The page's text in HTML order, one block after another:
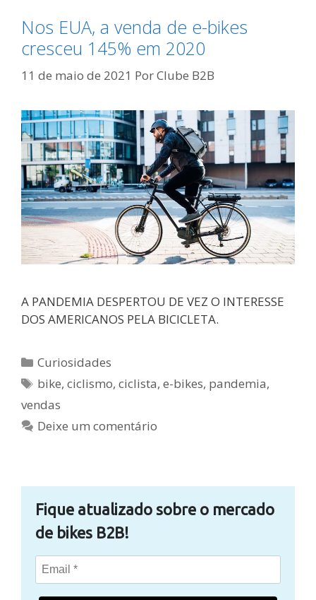
Nos EUA, a venda de e-bikes
cresceu 145% em 2020
11 de maio de 2021 PorClube B2B
A PANDEMIA DESPERTOU DE VEZ O INTERESSE
DOS AMERICANOS PELA BICICLETA.
Categorias
Curiosidades
Tags
bike,ciclismo,ciclista,e-bikes, pandemia,
vendas
Deixe um comentário
Fique atualizado sobre o mercado
de bikes B2B!